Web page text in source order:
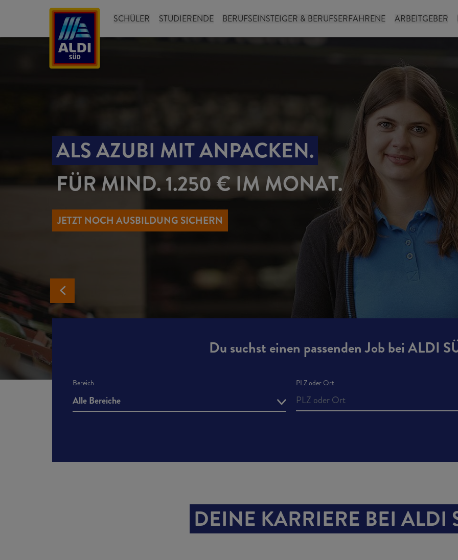
SCHÜLER STUDIERENDE BERUFSEINSTEIGER & BERUFSERFAHRENE ARBEITGEBER
ALS AZUBI MIT ANPACKEN.
FÜR MIND. 1.250 € IM MONAT.
JETZT NOCH AUSBILDUNG SICHERN
Du suchst einen passenden Job bei ALDI
Bereich
Alle Bereiche
PLZ oder Ort
DEINE KARRIERE BEI ALDI